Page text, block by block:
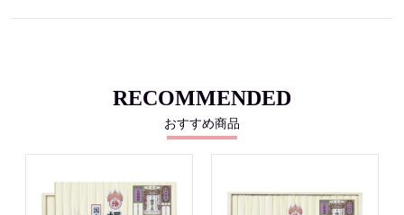
RECOMMENDED
おすすめ商品